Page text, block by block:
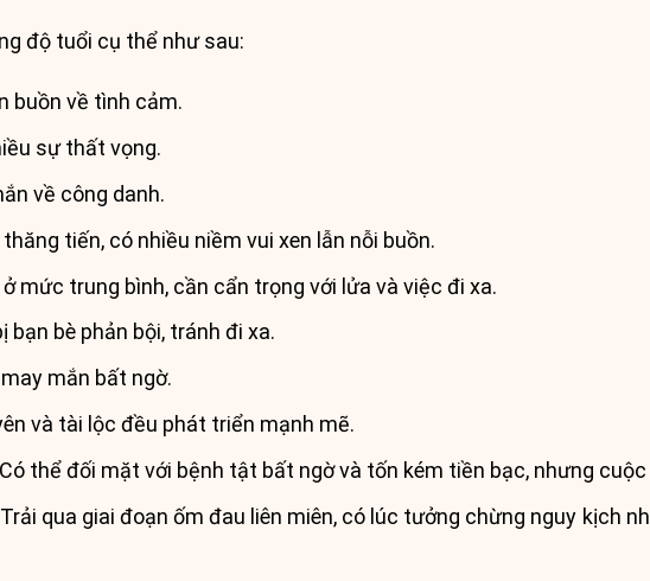
độ tuổi cụ thể như sau:
buồn về tình cảm.
sự thất vọng.
về công danh.
tiến, có nhiều niềm vui xen lẫn nỗi buồn.
mức trung bình, cần cẩn trọng với lửa và việc đi xa.
bạn bè phản bội, tránh đi xa.
mắn bất ngờ.
và tài lộc đều phát triển mạnh mẽ.
Có thể đối mặt với bệnh tật bất ngờ và tốn kém tiền bạc, nhưng
Trải qua giai đoạn ốm đau liên miên, có lúc tưởng chừng nguy kịch